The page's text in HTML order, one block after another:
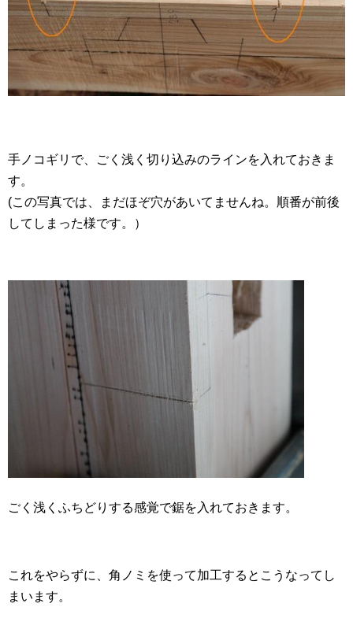
手ノコギリで、ごく浅く切り込みのラインを入れておきま
す。
(この写真では、まだほぞ穴があいてませんね。順番が前後
してしまった様です。）
ごく浅くふちどりする感覚で鋸を入れておきます。
これをやらずに、角ノミを使って加工するとこうなってし
まいます。